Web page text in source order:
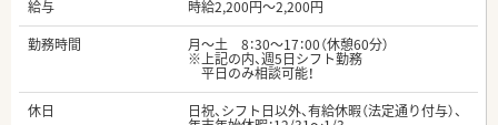
給与
時給2,200円～2,200円
勤務時間
月～土 8：30～17：00（休憩60分）
※上記の内、週5日シフト勤務
平日のみ相談可能！
休日
日祝、シフト日以外、有給休暇（法定通り付与）、